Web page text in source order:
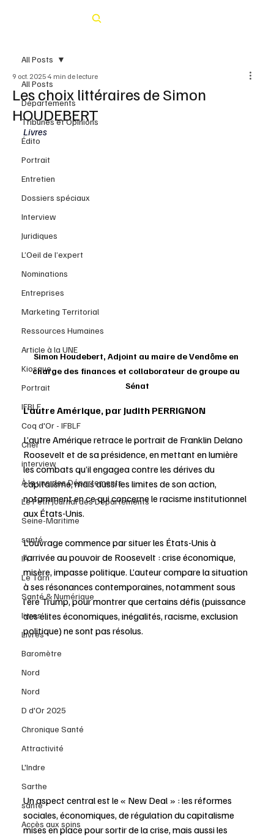
All Posts
Départements
Tribunes et Opinions
Édito
Portrait
Entretien
Dossiers spéciaux
Interview
Juridiques
L’Oeil de l’expert
Nominations
Entreprises
Marketing Territorial
Ressources Humaines
Article à la UNE
Kiosque
Portrait
IFBLF
Coq d'Or - IFBLF
Cher
interview
À la une des Départements
Le Petit Journal des Départements
Seine-Maritime
santé
IA
Le Tarn
Santé & Numérique
livres
Livres
Baromètre
Nord
Nord
D d'Or 2025
Chronique Santé
Attractivité
L'Indre
Sarthe
santé
Accès aux soins
All Posts
Les choix littéraires de Simon
HOUDEBERT
9 oct. 2025 4 min de lecture
Livres
Simon Houdebert, Adjoint au maire de Vendôme en
charge des finances et collaborateur de groupe au
Sénat
L’autre Amérique, par Judith PERRIGNON
L’autre Amérique retrace le portrait de Franklin Delano
Roosevelt et de sa présidence, en mettant en lumière
les combats qu’il engagea contre les dérives du
capitalisme, mais aussi les limites de son action,
notamment en ce qui concerne le racisme institutionnel
aux États-Unis.
L’ouvrage commence par situer les États-Unis à
l’arrivée au pouvoir de Roosevelt : crise économique,
misère, impasse politique. L’auteur compare la situation
à ses résonances contemporaines, notamment sous
l’ère Trump, pour montrer que certains défis (puissance
des élites économiques, inégalités, racisme, exclusion
politique) ne sont pas résolus.
Un aspect central est le « New Deal » : les réformes
sociales, économiques, de régulation du capitalisme
mises en place pour sortir de la crise, mais aussi les